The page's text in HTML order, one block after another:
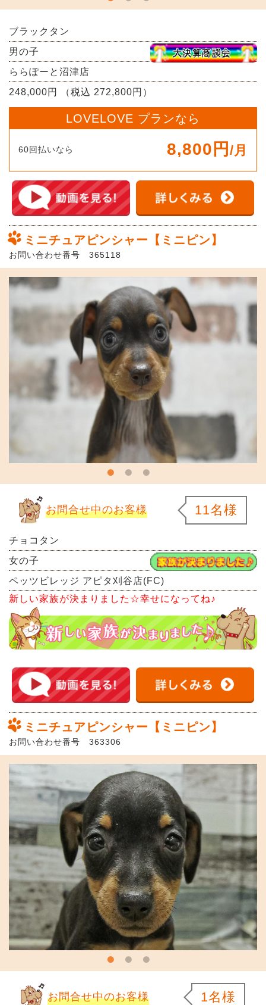
ブラックタン
男の子
ららぽーと沼津店
248,000円 （税込 272,800円）
LOVELOVE プランなら
60回払いなら 8,800円 /月
ミニチュアピンシャー【ミニピン】
お問い合わせ番号 365118
お問合せ中のお客様 11名様
チョコタン
女の子
ペッツビレッジ アピタ刈谷店(FC)
新しい家族が決まりました☆幸せになってね♪
ミニチュアピンシャー【ミニピン】
お問い合わせ番号 363306
お問合せ中のお客様 1名様